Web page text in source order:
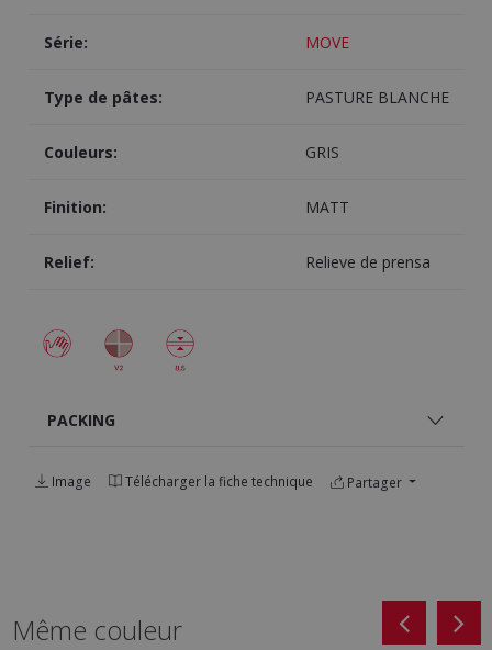
Série: MOVE
Type de pâtes: PASTURE BLANCHE
Couleurs: GRIS
Finition: MATT
Relief: Relieve de prensa
PACKING
Image Télécharger la fiche technique Partager
Même couleur